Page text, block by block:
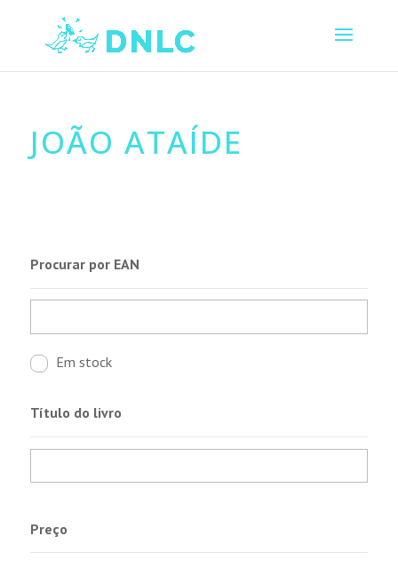
JOÃO ATAÍDE
Procurar por EAN
Em stock
Título do livro
Preço